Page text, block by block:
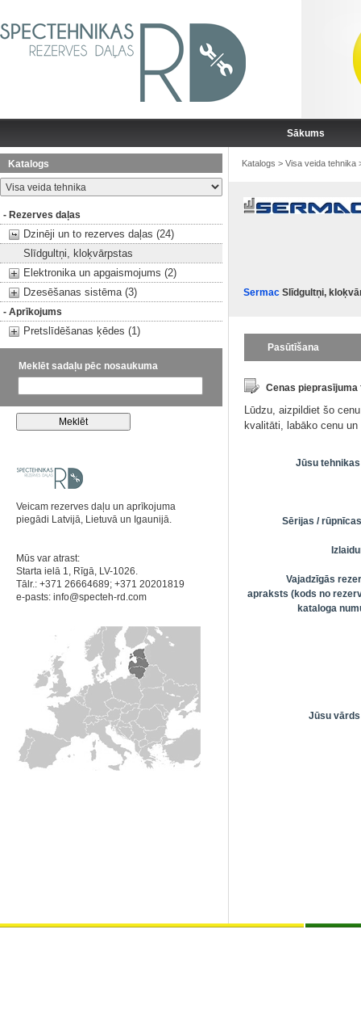
Sākums
Katalogs
- Rezerves daļas
Dzinēji un to rezerves daļas (24)
Slīdgultņi, kloķvārpstas
Elektronika un apgaismojums (2)
Dzesēšanas sistēma (3)
- Aprīkojums
Pretslīdēšanas ķēdes (1)
Meklēt sadaļu pēc nosaukuma
Veicam rezerves daļu un aprīkojuma
piegādi Latvijā, Lietuvā un Igaunijā.
Mūs var atrast:
Starta ielā 1, Rīgā, LV-1026.
Tālr.: +371 26664689; +371 20201819
e-pasts: info@specteh-rd.com
Katalogs > Visa veida tehnika
Sermac Slīdgultņi,
Pasūtīšana
Cenas pieprasījuma
Lūdzu, aizpildiet šo
kvalitāti, labāko cenu
Jūsu
Sērijas /
Vajadzīgās
apraksts (kods no
kataloga
Jūsu